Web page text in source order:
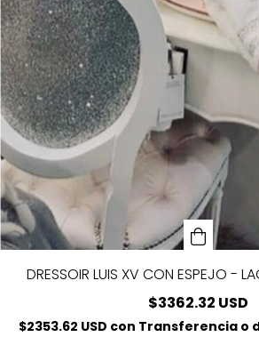
DRESSOIR LUIS XV CON ESPEJO -
$3362.32 USD
$2353.62 USD con Transferencia o